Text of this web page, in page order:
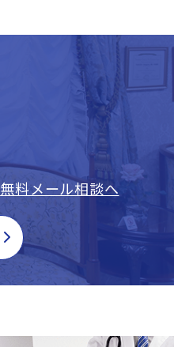
無料メール相談へ